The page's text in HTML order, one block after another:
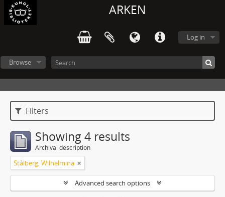
ARKEN
Log in
Browse
Filters
Showing 4 results
Archival description
Stålberg, Wilhelmina
Advanced search options